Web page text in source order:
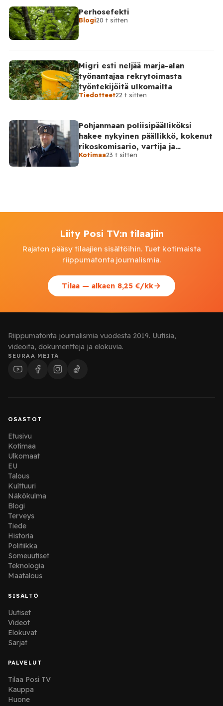
Perhosefekti
Blogi20 t sitten
Migri esti neljää marja-alan
työnantajaa rekrytoimasta
työntekijöitä ulkomailta
Tiedotteet22 t sitten
Pohjanmaan poliisipäälliköksi
hakee nykyinen päällikkö, kokenut
rikoskomisario, vartija ja
sarjahakija
Kotimaa23 t sitten
Liity Posi TV:n tilaajiin
Rajaton pääsy tilaajien sisältöihin. Tuet kotimaista
riippumatonta journalismia.
Tilaa — alkaen 8,25 €/kk
Riippumatonta journalismia vuodesta 2019. Uutisia,
videoita, dokumentteja ja elokuvia.
SEURAA MEITÄ
OSASTOT
Etusivu
Kotimaa
Ulkomaat
EU
Talous
Kulttuuri
Näkökulma
Blogi
Terveys
Tiede
Historia
Politiikka
Someuutiset
Teknologia
Maatalous
SISÄLTÖ
Uutiset
Videot
Elokuvat
Sarjat
PALVELUT
Tilaa Posi TV
Kauppa
Huone